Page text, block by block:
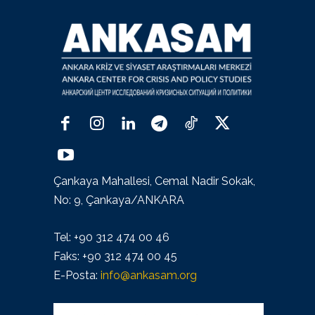
Çankaya Mahallesi, Cemal Nadir Sokak,
No: 9, Çankaya/ANKARA
Tel: +90 312 474 00 46
Faks: +90 312 474 00 45
E-Posta: info@ankasam.org